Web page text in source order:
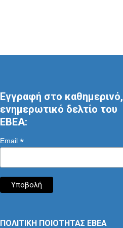
Εγγραφή στο καθημερινό,
ενημερωτικό δελτίο του
ΕΒΕΑ:
Email *
ΠΟΛΙΤΙΚΗ ΠΟΙΟΤΗΤΑΣ ΕΒΕΑ